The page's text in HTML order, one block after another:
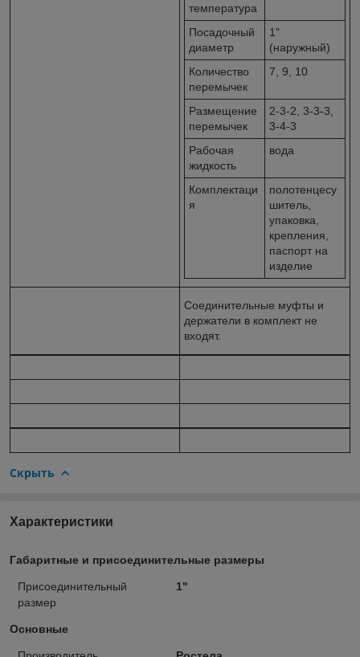
температура
Посадочный
диаметр
1"
(наружный)
Количество
перемычек
7, 9, 10
Размещение
перемычек
2-3-2, 3-3-3,
3-4-3
Рабочая
жидкость
вода
Комплектаци
я
полотенцесу
шитель,
упаковка,
крепления,
паспорт на
изделие
Соединительные муфты и
держатели в комплект не
входят.
Скрыть
Характеристики
Габаритные и присоединительные размеры
Присоединительный
размер
1"
Основные